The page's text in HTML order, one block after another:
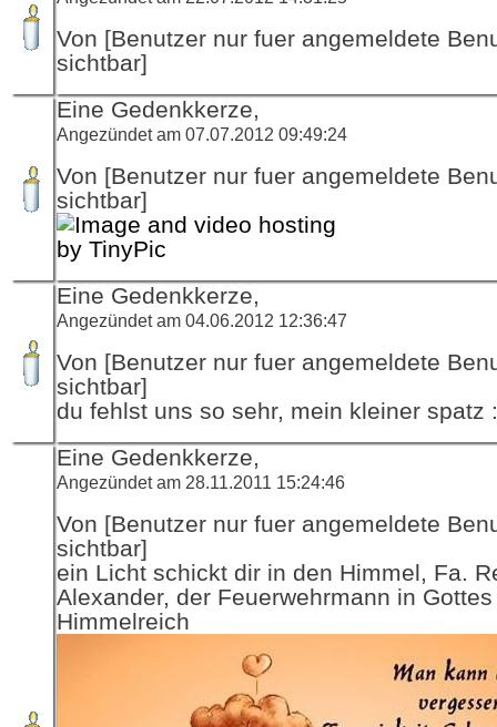
Von [Benutzer nur fuer angemeldete
sichtbar]
Eine Gedenkkerze,
Angezündet am 07.07.2012 09:49:24
Von [Benutzer nur fuer angemeldete
sichtbar]
Eine Gedenkkerze,
Angezündet am 04.06.2012 12:36:47
Von [Benutzer nur fuer angemeldete
sichtbar]
du fehlst uns so sehr, mein kleiner spatz
Eine Gedenkkerze,
Angezündet am 28.11.2011 15:24:46
Von [Benutzer nur fuer angemeldete
sichtbar]
ein Licht schickt dir in den Himmel, Fa.
Alexander, der Feuerwehrmann in Gottes
Himmelreich